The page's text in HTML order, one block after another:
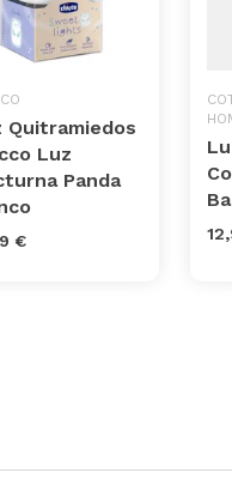
Quitramiedos
Luz
Panda
€